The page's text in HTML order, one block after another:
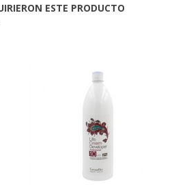
ESTE PRODUCTO